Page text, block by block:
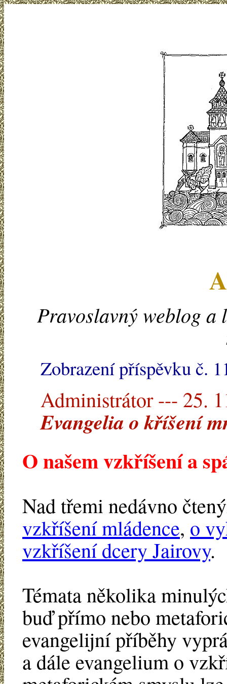
Pravoslavný weblog a
Zobrazení příspěvku č.
Administrátor --- 25.
Evangelia o kříšení
O našem vzkříšení a
Nad třemi nedávno
vzkříšení mládence, o
vzkříšení dcery Jairovy.
Témata několika
buď přímo nebo
evangelijní příběhy
a dále evangelium o